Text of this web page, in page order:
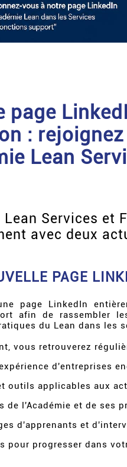
page
:
Lean
Lean Services et
avec deux
PAGE
page LinkedIn
afin de rassembler
du Lean dans les
vous retrouverez
d'entreprises
outils applicables aux
de l'Académie et de ses
d'apprenants et
pour progresser dans